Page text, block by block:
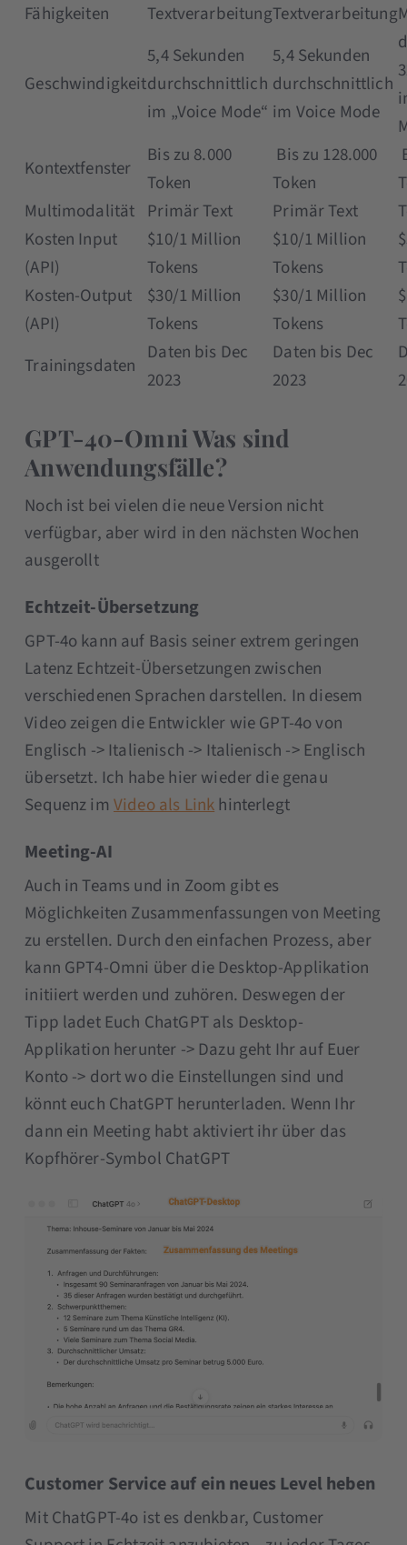
Fähigkeiten
TextverarbeitungTextverarbeitung
Geschwindigkeit
5,4 Sekunden
durchschnittlich
im „Voice Mode“
5,4 Sekunden
durchschnittlich
im Voice Mode
Kontextfenster
Bis zu 8.000
Token
Bis zu 128.000
Token
Multimodalität Primär Text Primär Text
Kosten Input
(API)
$10/1 Million
Tokens
$10/1 Million
Tokens
Kosten-Output
(API)
$30/1 Million
Tokens
$30/1 Million
Tokens
Trainingsdaten
Daten bis Dec
2023
Daten bis Dec
2023
GPT-40-Omni Was sind
Anwendungsfälle?
Noch ist bei vielen die neue Version nicht
verfügbar, aber wird in den nächsten Wochen
ausgerollt
Echtzeit-Übersetzung
GPT-4o kann auf Basis seiner extrem geringen
Latenz Echtzeit-Übersetzungen zwischen
verschiedenen Sprachen darstellen. In diesem
Video zeigen die Entwickler wie GPT-4o von
Englisch -> Italienisch -> Italienisch -> Englisch
übersetzt. Ich habe hier wieder die genau
Sequenz im Video als Linkhinterlegt
Meeting-AI
Auch in Teams und in Zoom gibt es
Möglichkeiten Zusammenfassungen von Meeting
zu erstellen. Durch den einfachen Prozess, aber
kann GPT4-Omni über die Desktop-Applikation
initiiert werden und zuhören. Deswegen der
Tipp ladet Euch ChatGPT als Desktop-
Applikation herunter -> Dazu geht Ihr auf Euer
Konto -> dort wo die Einstellungen sind und
könnt euch ChatGPT herunterladen. Wenn Ihr
dann ein Meeting habt aktiviert ihr über das
Kopfhörer-Symbol ChatGPT
Customer Service auf ein neues Level heben
Mit ChatGPT-4o ist es denkbar, Customer